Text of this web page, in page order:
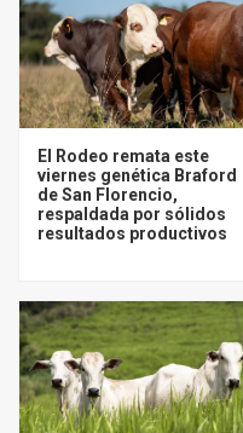
El Rodeo remata este
viernes genética Braford
de San Florencio,
respaldada por sólidos
resultados productivos